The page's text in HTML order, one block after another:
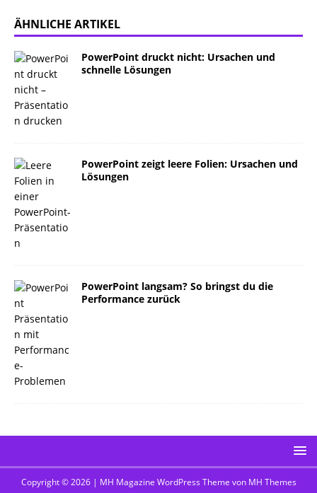
ÄHNLICHE ARTIKEL
PowerPoint druckt nicht: Ursachen und
schnelle Lösungen
PowerPoint zeigt leere Folien: Ursachen und
Lösungen
PowerPoint langsam? So bringst du die
Performance zurück
Copyright © 2026 | MH Magazine WordPress Theme von MH Themes